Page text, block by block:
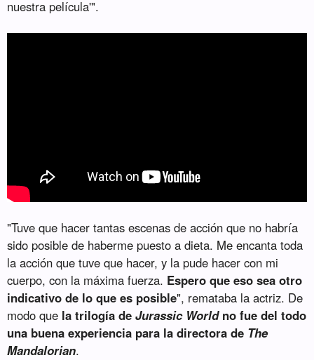
nuestra película'".
"Tuve que hacer tantas escenas de acción que no habría
sido posible de haberme puesto a dieta. Me encanta toda
la acción que tuve que hacer, y la pude hacer con mi
cuerpo, con la máxima fuerza. Espero que eso sea otro
indicativo de lo que es posible", remataba la actriz. De
modo que la trilogía deJurassic Worldno fue del todo
una buena experiencia para la directora de The
Mandalorian.